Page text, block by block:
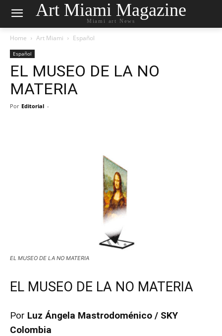
Art Miami Magazine
Miami art News
Home Art Miami Español
Español
EL MUSEO DE LA NO
MATERIA
Por Editorial -
EL MUSEO DE LA NO MATERIA
EL MUSEO DE LA NO MATERIA
Por Luz Ángela Mastrodoménico / SKY
Colombia